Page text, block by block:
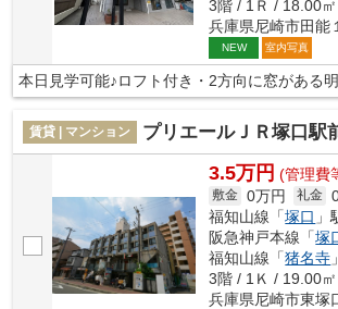
3階 / 1Ｒ / 18.00㎡
兵庫県尼崎市田能
NEW 室内写真
本日見学可能♪ロフト付き・2方向に窓がある
賃貸 | マンション プリエールＪＲ塚口駅
3.5万円 (管理費
敷金 0万円 礼金
福知山線「塚口 」
阪急神戸本線「塚
福知山線「猪名寺
3階 / 1Ｋ / 19.00㎡
兵庫県尼崎市東塚